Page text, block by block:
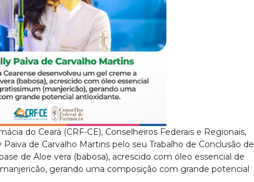
do Ceará (CRF-CE), Conselheiros Federais e Regionais,
de Carvalho Martins pelo seu Trabalho de Conclusão de
de Aloe vera (babosa), acrescido com óleo essencial de
gerando uma composição com grande potencial